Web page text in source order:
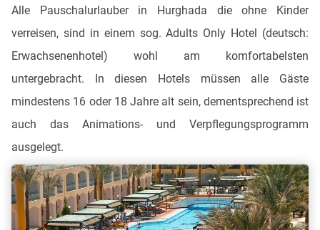
Alle Pauschalurlauber in Hurghada die ohne Kinder
verreisen, sind in einem sog. Adults Only Hotel (deutsch:
Erwachsenenhotel) wohl am komfortabelsten
untergebracht. In diesen Hotels müssen alle Gäste
mindestens 16 oder 18 Jahre alt sein, dementsprechend ist
auch das Animations- und Verpflegungsprogramm
ausgelegt.